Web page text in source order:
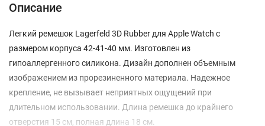
Описание
Легкий ремешок Lagerfeld 3D Rubber для Apple Watch с
размером корпуса 42-41-40 мм. Изготовлен из
гипоаллергенного силикона. Дизайн дополнен объемным
изображением из прорезиненного материала. Надежное
крепление, не вызывает неприятных ощущений при
длительном использовании. Длина ремешка до крайнего
отверстия 15 см, полная длина 18 см.